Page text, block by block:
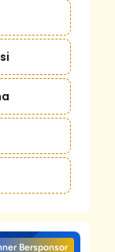
Bersponsor